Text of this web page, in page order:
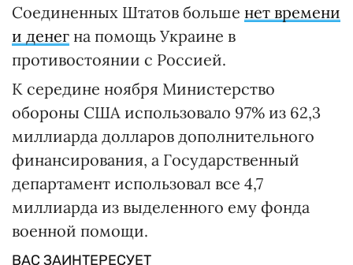
Соединенных Штатов больше нет времени
и денег на помощь Украине в
противостоянии с Россией.
К середине ноября Министерство
обороны США использовало 97% из 62,3
миллиарда долларов дополнительного
финансирования, а Государственный
департамент использовал все 4,7
миллиарда из выделенного ему фонда
военной помощи.
ВАС ЗАИНТЕРЕСУЕТ